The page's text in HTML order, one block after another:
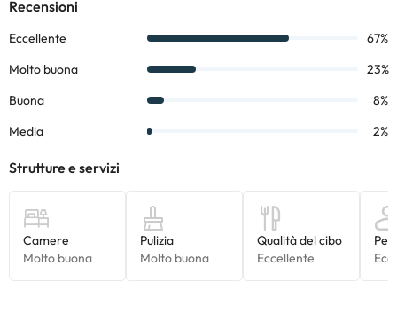
Alcuni dei servizi indicati potrebbero essere a pagamento. Puoi
Tutte le informazioni presenti in questa pagina sono soggette a